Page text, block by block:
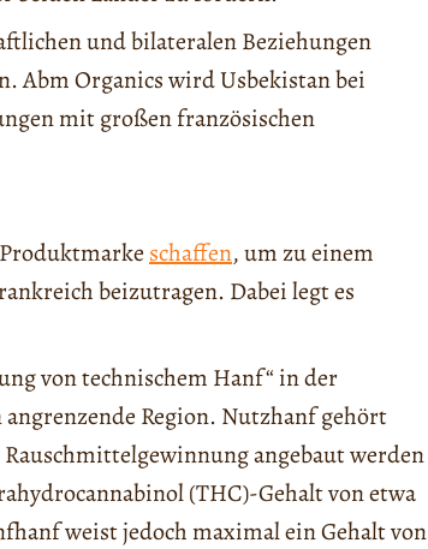
und bilateralen Beziehungen
Abm Organics wird Usbekistan bei
mit großen französischen
schaffen, um zu einem
beizutragen. Dabei legt es
von technischem Hanf“ in der
Region. Nutzhanf gehört
angebaut werden
(THC)-Gehalt von etwa
weist jedoch maximal ein Gehalt von